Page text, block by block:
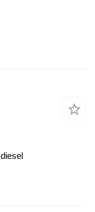
diesel